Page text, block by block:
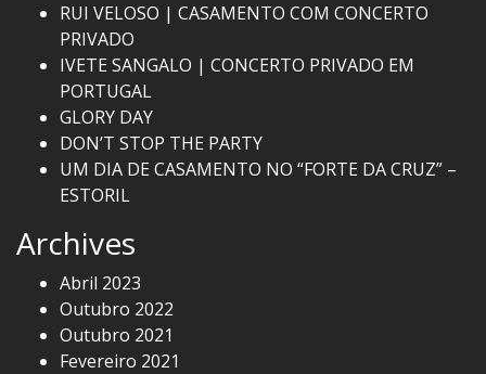
RUI VELOSO | CASAMENTO COM CONCERTO
PRIVADO
IVETE SANGALO | CONCERTO PRIVADO EM
PORTUGAL
GLORY DAY
DON’T STOP THE PARTY
UM DIA DE CASAMENTO NO “FORTE DA CRUZ” –
ESTORIL
Archives
Abril 2023
Outubro 2022
Outubro 2021
Fevereiro 2021